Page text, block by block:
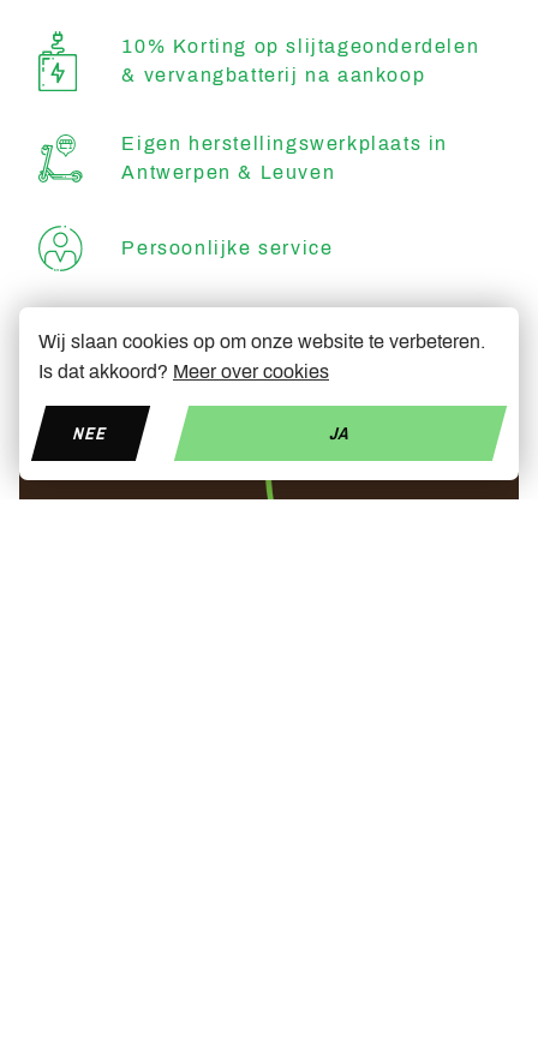
10% Korting op slijtageonderdelen
& vervangbatterij na aankoop
Eigen herstellingswerkplaats in
Antwerpen & Leuven
Persoonlijke service
Degelijk & snel
Wij slaan cookies op om onze website te verbeteren.
Is dat akkoord? Meer over cookies
NEE JA